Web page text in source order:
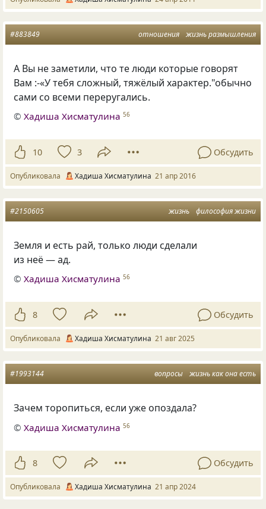
отношения жизнь размышления
#883849
А Вы не заметили, что те люди которые говорят
Вам :-«У тебя сложный, тяжёлый характер."обычно
сами со всеми переругались.
©Хадиша Хисматулина 56
10 3 Обсудить
Опубликовала Хадиша Хисматулина 21 апр 2016
жизнь философия жизни
#2150605
Земля и есть рай, только люди сделали
из неё — ад.
©Хадиша Хисматулина 56
8 Обсудить
Опубликовала Хадиша Хисматулина 21 авг 2025
вопросы жизнь как она есть
#1993144
Зачем торопиться, если уже опоздала?
©Хадиша Хисматулина 56
8 Обсудить
Опубликовала Хадиша Хисматулина 21 апр 2024